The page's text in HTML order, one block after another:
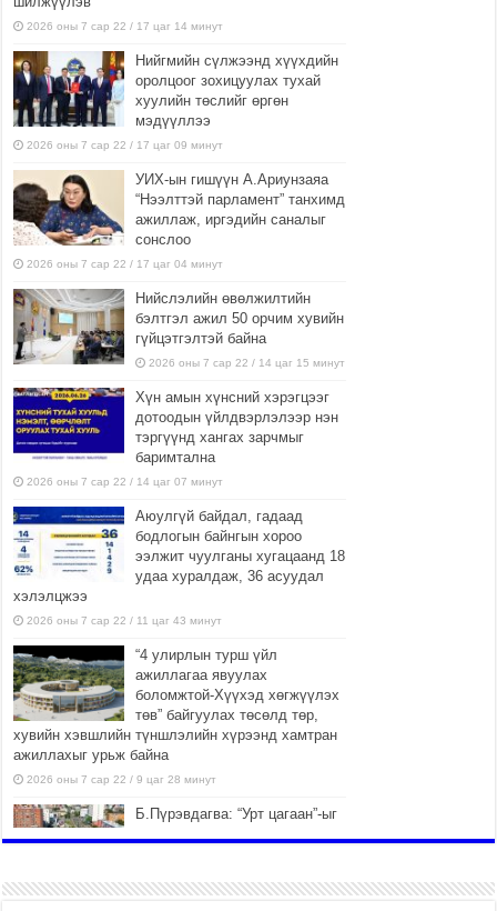
2026 оны 7 сар 22 / 17 цаг 14 минут
Нийгмийн сүлжээнд хүүхдийн
оролцоог зохицуулах тухай
хуулийн төслийг өргөн
мэдүүллээ
2026 оны 7 сар 22 / 17 цаг 09 минут
УИХ-ын гишүүн А.Ариунзаяа
“Нээлттэй парламент” танхимд
ажиллаж, иргэдийн саналыг
сонслоо
2026 оны 7 сар 22 / 17 цаг 04 минут
Нийслэлийн өвөлжилтийн
бэлтгэл ажил 50 орчим хувийн
гүйцэтгэлтэй байна
2026 оны 7 сар 22 / 14 цаг 15 минут
Хүн амын хүнсний хэрэгцээг
дотоодын үйлдвэрлэлээр нэн
тэргүүнд хангах зарчмыг
баримтална
2026 оны 7 сар 22 / 14 цаг 07 минут
Аюулгүй байдал, гадаад
бодлогын байнгын хороо
ээлжит чуулганы хугацаанд 18
удаа хуралдаж, 36 асуудал
хэлэлцжээ
2026 оны 7 сар 22 / 11 цаг 43 минут
“4 улирлын турш үйл
ажиллагаа явуулах
боломжтой-Хүүхэд хөгжүүлэх
төв” байгуулах төсөлд төр,
хувийн хэвшлийн түншлэлийн хүрээнд хамтран
ажиллахыг урьж байна
2026 оны 7 сар 22 / 9 цаг 28 минут
Б.Пүрэвдагва: “Урт цагаан”-ыг
2026 оны 7 сар 21 / 16 цаг 47 минут